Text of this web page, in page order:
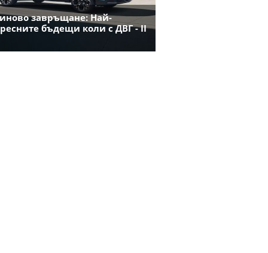
завръщане: Най-
бъдещи коли с ДВГ - II